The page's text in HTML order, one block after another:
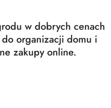
w dobrych cenach
organizacji domu i
zakupy online.